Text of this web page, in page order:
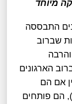
מיוחד
התבססה
שברוב
הארגונים
אם הם
הם פותחים